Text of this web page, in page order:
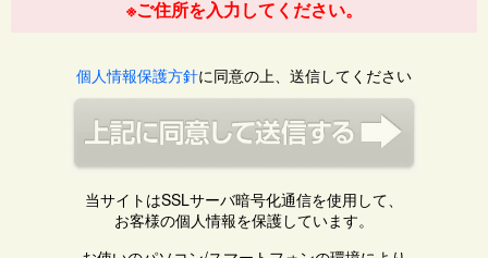
※ご住所を入力してください。
個人情報保護方針に同意の上、送信してください
当サイトはSSLサーバ暗号化通信を使用して、
お客様の個人情報を保護しています。